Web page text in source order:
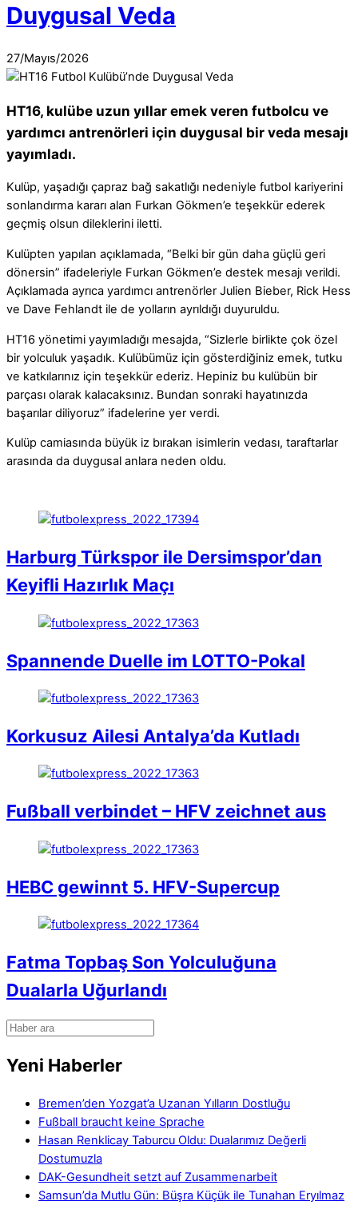
Duygusal Veda
27/Mayıs/2026
HT16, kulübe uzun yıllar emek veren futbolcu ve
yardımcı antrenörleri için duygusal bir veda mesajı
yayımladı.
Kulüp, yaşadığı çapraz bağ sakatlığı nedeniyle futbol kariyerini
sonlandırma kararı alan Furkan Gökmen’e teşekkür ederek
geçmiş olsun dileklerini iletti.
Kulüpten yapılan açıklamada, “Belki bir gün daha güçlü geri
dönersin” ifadeleriyle Furkan Gökmen’e destek mesajı verildi.
Açıklamada ayrıca yardımcı antrenörler Julien Bieber, Rick Hess
ve Dave Fehlandt ile de yolların ayrıldığı duyuruldu.
HT16 yönetimi yayımladığı mesajda, “Sizlerle birlikte çok özel
bir yolculuk yaşadık. Kulübümüz için gösterdiğiniz emek, tutku
ve katkılarınız için teşekkür ederiz. Hepiniz bu kulübün bir
parçası olarak kalacaksınız. Bundan sonraki hayatınızda
başarılar diliyoruz” ifadelerine yer verdi.
Kulüp camiasında büyük iz bırakan isimlerin vedası, taraftarlar
arasında da duygusal anlara neden oldu.
Harburg Türkspor ile Dersimspor’dan
Keyifli Hazırlık Maçı
Spannende Duelle im LOTTO-Pokal
Korkusuz Ailesi Antalya’da Kutladı
Fußball verbindet – HFV zeichnet aus
HEBC gewinnt 5. HFV-Supercup
Fatma Topbaş Son Yolculuğuna
Dualarla Uğurlandı
Yeni Haberler
Bremen’den Yozgat’a Uzanan Yılların Dostluğu
Fußball braucht keine Sprache
Hasan Renklicay Taburcu Oldu: Dualarımız Değerli
Dostumuzla
DAK-Gesundheit setzt auf Zusammenarbeit
Samsun’da Mutlu Gün: Büşra Küçük ile Tunahan Eryılmaz